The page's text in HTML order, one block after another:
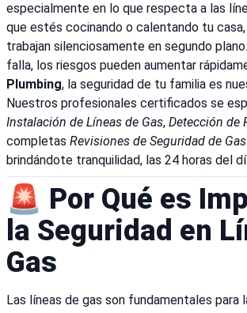
especialmente en lo que respecta a las
que estés cocinando o calentando tu
trabajan silenciosamente en segundo
falla, los riesgos pueden aumentar
Plumbing, la seguridad de tu familia es
Nuestros profesionales certificados se
Instalación de Líneas de Gas, Detección de
completas Revisiones de Seguridad de
brindándote tranquilidad, las 24 horas del
🚨 Por Qué es
la Seguridad en
Gas
Las líneas de gas son fundamentales para